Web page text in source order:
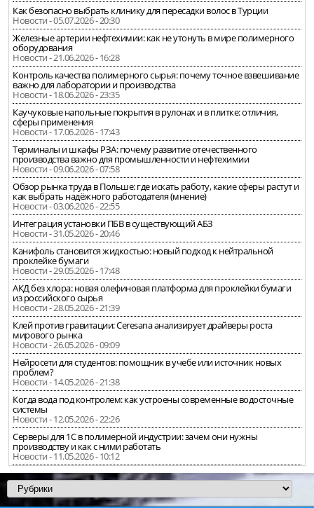
Как безопасно выбрать клинику для пересадки волос в Турции
Новости - 05.07.2026 - 20:30
Железные артерии нефтехимии: как не утонуть в мире полимерного
оборудования
Новости - 21.06.2026 - 16:28
Контроль качества полимерного сырья: почему точное взвешивание
важно для лаборатории и производства
Новости - 18.06.2026 - 23:35
Каучуковые напольные покрытия в рулонах и в плитке: отличия,
сферы применения
Новости - 17.06.2026 - 17:43
Терминалы и шкафы РЗА: почему развитие отечественного
производства важно для промышленности и нефтехимии
Новости - 09.06.2026 - 07:58
Обзор рынка труда в Польше: где искать работу, какие сферы растут и
как выбрать надёжного работодателя (мнение)
Новости - 03.06.2026 - 22:55
Интеграция установки ПБВ в существующий АБЗ
Новости - 31.05.2026 - 20:46
Канифоль становится жидкостью: новый подход к нейтральной
проклейке бумаги
Новости - 29.05.2026 - 17:48
АКД без хлора: новая олефиновая платформа для проклейки бумаги
из российского сырья
Новости - 28.05.2026 - 21:39
Клей против гравитации: Ceresana анализирует драйверы роста
мирового рынка
Новости - 26.05.2026 - 09:09
Нейросети для студентов: помощник в учебе или источник новых
проблем?
Новости - 14.05.2026 - 21:38
Когда вода под контролем: как устроены современные водосточные
системы
Новости - 12.05.2026 - 22:26
Серверы для 1С в полимерной индустрии: зачем они нужны
производству и как с ними работать
Новости - 11.05.2026 - 10:12